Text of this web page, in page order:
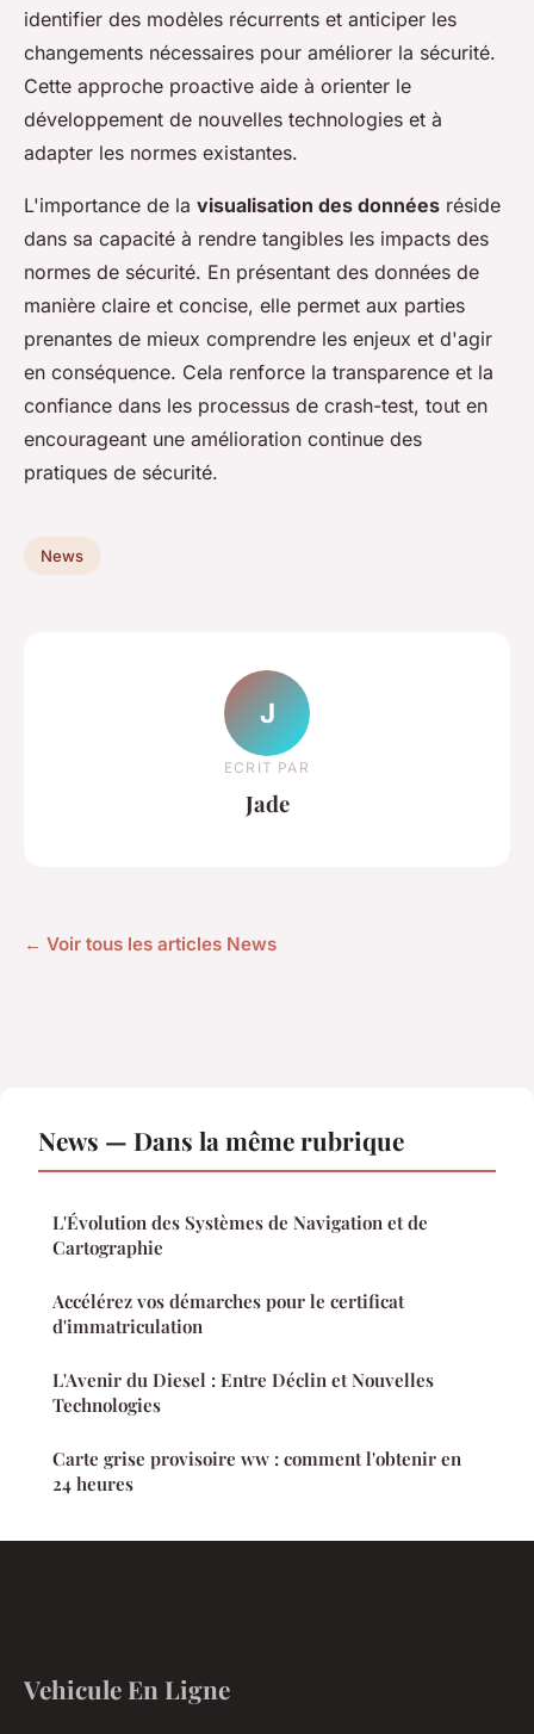
identifier des modèles récurrents et anticiper les
changements nécessaires pour améliorer la sécurité.
Cette approche proactive aide à orienter le
développement de nouvelles technologies et à
adapter les normes existantes.
L'importance de la visualisation des données réside
dans sa capacité à rendre tangibles les impacts des
normes de sécurité. En présentant des données de
manière claire et concise, elle permet aux parties
prenantes de mieux comprendre les enjeux et d'agir
en conséquence. Cela renforce la transparence et la
confiance dans les processus de crash-test, tout en
encourageant une amélioration continue des
pratiques de sécurité.
News
J
ECRIT PAR
Jade
← Voir tous les articles News
News — Dans la même rubrique
L'Évolution des Systèmes de Navigation et de
Cartographie
Accélérez vos démarches pour le certificat
d'immatriculation
L'Avenir du Diesel : Entre Déclin et Nouvelles
Technologies
Carte grise provisoire ww : comment l'obtenir en
24 heures
Vehicule En Ligne